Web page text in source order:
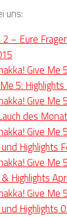
uns:
– Eure
Give
5:
Give Me
des
Give Me
Highlights
Give Me
Highlights
Give Me
Highlights